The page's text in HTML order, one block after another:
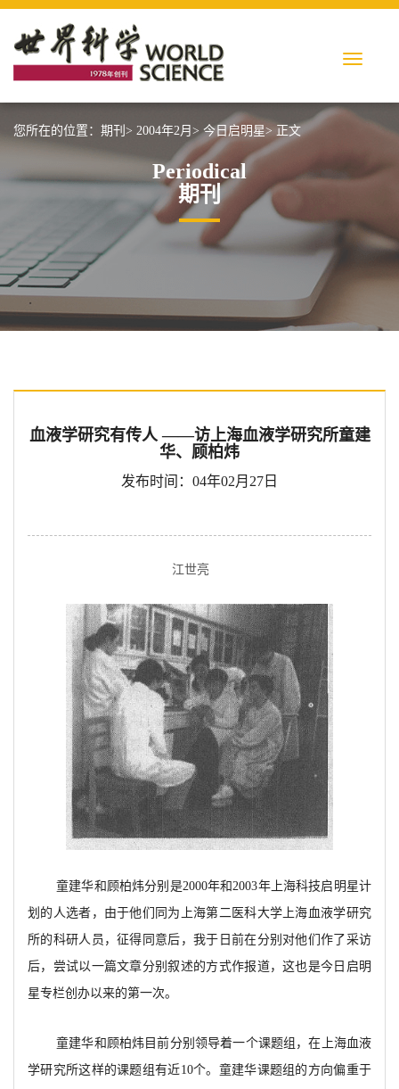
您所在的位置： 期刊> 2004年2月> 今日启明星> 正文
Periodical
期刊
血液学研究有传人 ——访上海血液学研究所童建
华、顾柏炜
发布时间：04年02月27日
江世亮
童建华和顾柏炜分别是2000年和2003年上海科技启明星计
划的人选者，由于他们同为上海第二医科大学上海血液学研究
所的科研人员，征得同意后，我于日前在分别对他们作了采访
后，尝试以一篇文章分别叙述的方式作报道，这也是今日启明
星专栏创办以来的第一次。
童建华和顾柏炜目前分别领导着一个课题组，在上海血液
学研究所这样的课题组有近10个。童建华课题组的方向偏重于